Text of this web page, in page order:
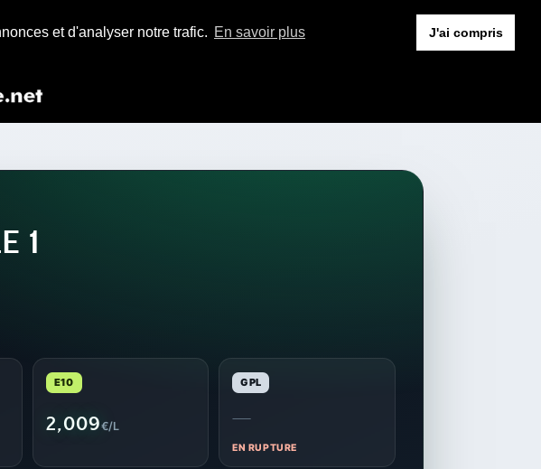
et d'analyser notre trafic. En savoir plus J'ai compris
1
E10
2,009€/L
GPL
—
EN RUPTURE